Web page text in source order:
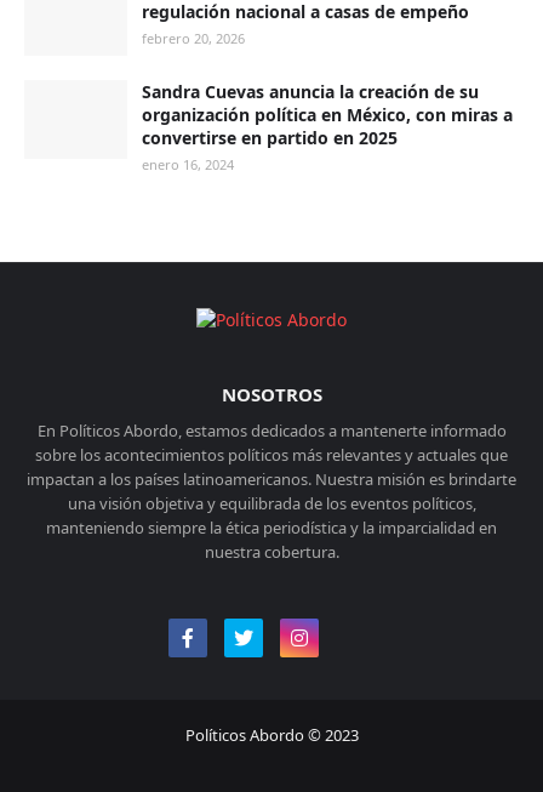
regulación nacional a casas de empeño
febrero 20, 2026
Sandra Cuevas anuncia la creación de su
organización política en México, con miras a
convertirse en partido en 2025
enero 16, 2024
NOSOTROS
En Políticos Abordo, estamos dedicados a mantenerte informado
sobre los acontecimientos políticos más relevantes y actuales que
impactan a los países latinoamericanos. Nuestra misión es brindarte
una visión objetiva y equilibrada de los eventos políticos,
manteniendo siempre la ética periodística y la imparcialidad en
nuestra cobertura.
Políticos Abordo © 2023